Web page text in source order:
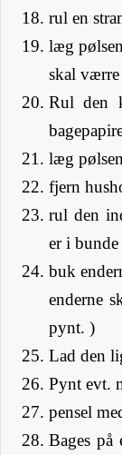
rul en
læg
skal
Rul den
læg
fjern
rul den
er i bunde
buk
enderne
pynt. )
Lad den
Pynt evt.
pensel
Bages på